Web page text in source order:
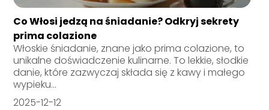
Co Włosi jedzą na śniadanie? Odkryj sekrety
prima colazione
Włoskie śniadanie, znane jako prima colazione, to
unikalne doświadczenie kulinarne. To lekkie, słodkie
danie, które zazwyczaj składa się z kawy i małego
wypieku...
2025-12-12